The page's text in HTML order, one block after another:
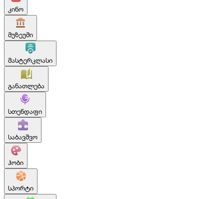
კინო
მუზეუმი
მასტერკლასი
განათლება
სთენდაფი
საბავშვო
ჰობი
სპორტი